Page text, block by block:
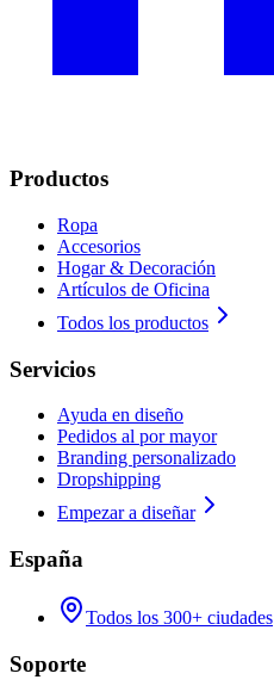
Productos
Ropa
Accesorios
Hogar & Decoración
Artículos de Oficina
Todos los productos
Servicios
Ayuda en diseño
Pedidos al por mayor
Branding personalizado
Dropshipping
Empezar a diseñar
España
Todos los 300+ ciudades
Soporte